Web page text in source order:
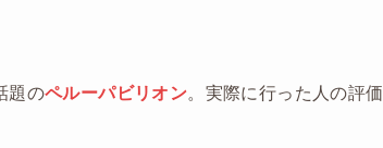
題のペルーパビリオン。実際に行った人の評価